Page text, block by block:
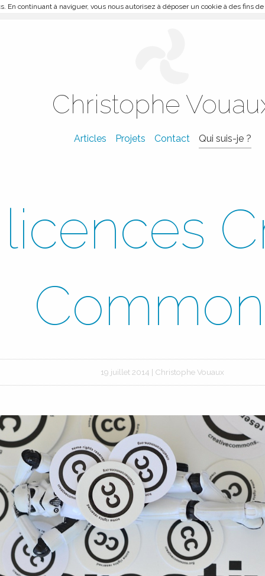
En continuant à naviguer, vous nous autorisez à déposer un cookie à des fins
Christophe
Articles Projets Contact Qui suis-je ?
19 juillet 2014 | Christophe Vouaux